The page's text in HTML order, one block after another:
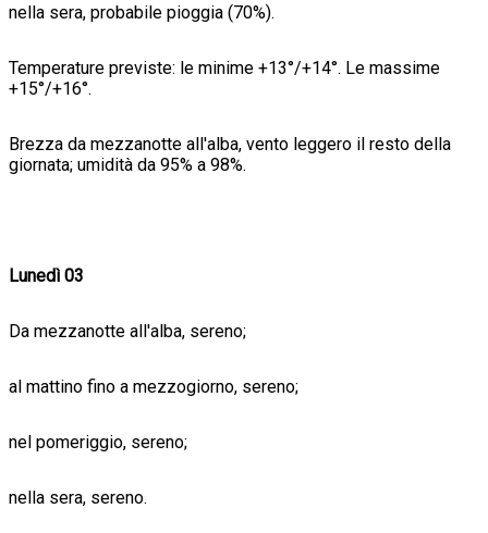
nella sera, probabile pioggia (70%).
Temperature previste: le minime +13°/+14°. Le massime
+15°/+16°.
Brezza da mezzanotte all'alba, vento leggero il resto della
giornata; umidità da 95% a 98%.
Lunedì 03
Da mezzanotte all'alba, sereno;
al mattino fino a mezzogiorno, sereno;
nel pomeriggio, sereno;
nella sera, sereno.